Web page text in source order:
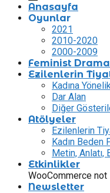
Anasayfa
Oyunlar
2021
2010-2020
2000-2009
Feminist
Ezilenlerin
Kadına
Dar Alan
Diğer
Atölyeler
Ezilenlerin
Kadın Beden
Metin, Anlatı,
Etkinlikler
WooCommerce not
Newsletter